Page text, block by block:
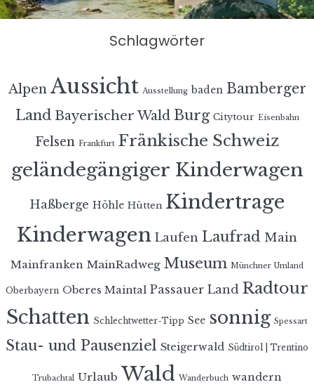
Schlagwörter
Alpen Aussicht Ausstellung baden Bamberger
Land Bayerischer Wald Burg Citytour Eisenbahn
Felsen Frankfurt Fränkische Schweiz
geländegängiger Kinderwagen
Haßberge Höhle Hütten Kindertrage
Kinderwagen Laufen Laufrad Main
Mainfranken MainRadweg Museum Münchner Umland
Oberbayern Oberes Maintal Passauer Land Radtour
Schatten Schlechtwetter-Tipp See sonnig Spessart
Stau- und Pausenziel Steigerwald Südtirol | Trentino
Trubachtal Urlaub Wald Wanderbuch wandern